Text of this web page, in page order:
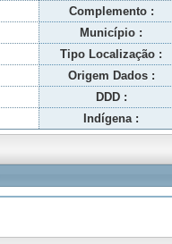
Complemento :
Município :
Tipo Localização :
Origem Dados :
DDD :
Indígena :